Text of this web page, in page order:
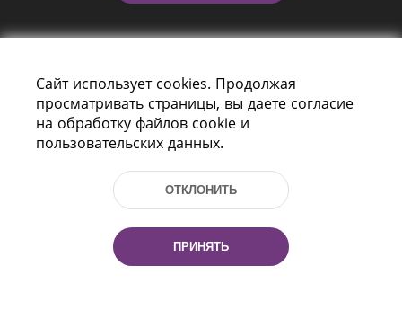
Пр-т Независимости 116
г. Минск, Республика Беларусь, 220114
Тел.: (+375 17) 368 37 37, Факс: (+375 17)
Эл. почта: inbox@nlb.by
Сайт использует cookies. Продолжая
просматривать страницы, вы даете согласие
на обработку файлов cookie и
пользовательских данных.
ОТКЛОНИТЬ
ПРИНЯТЬ